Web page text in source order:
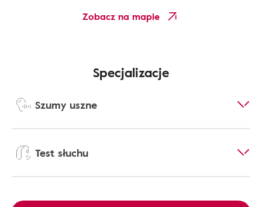
Zobacz na mapie
Specjalizacje
Szumy uszne
Test słuchu